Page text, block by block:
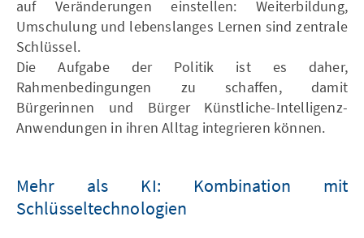
auf Veränderungen einstellen: Weiterbildung,
Umschulung und lebenslanges Lernen sind zentrale
Schlüssel.
Die Aufgabe der Politik ist es daher,
Rahmenbedingungen zu schaffen, damit
Bürgerinnen und Bürger Künstliche-Intelligenz-
Anwendungen in ihren Alltag integrieren können.
Mehr als KI: Kombination mit
Schlüsseltechnologien